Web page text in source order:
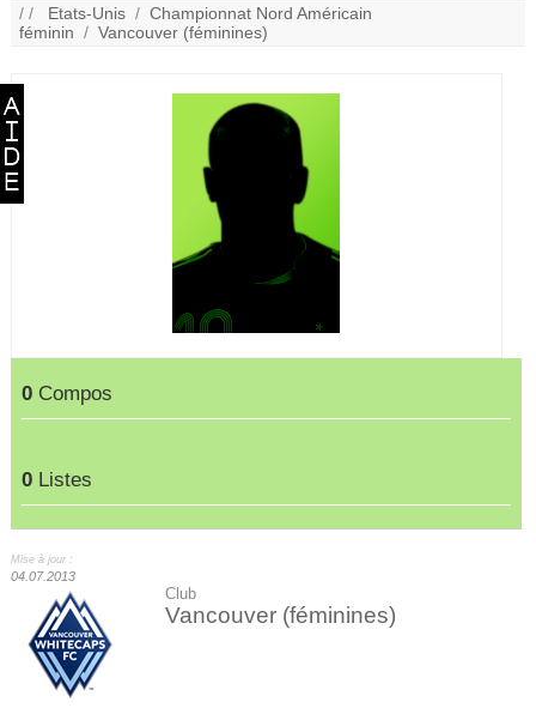
/ / Etats-Unis /Championnat Nord Américain
féminin /Vancouver (féminines)
0 Compos
0 Listes
Mise à jour :
04.07.2013
Club
Vancouver (féminines)